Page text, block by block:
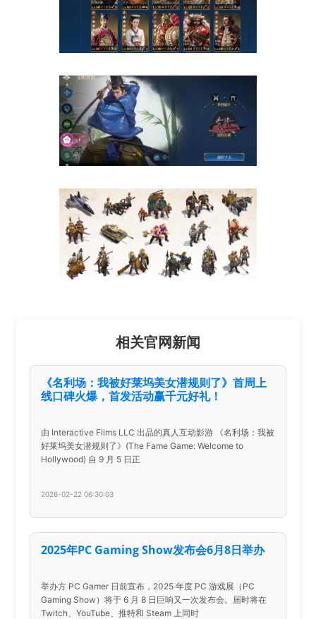
相关官网新闻
《名利场：我被好莱坞美女潜规则了》首周上
线口碑火爆，首发活动赢千元好礼！
由 Interactive Films LLC 出品的真人互动影游 《名利场：我被
好莱坞美女潜规则了》(The Fame Game: Welcome to
Hollywood) 自 9 月 5 日正
2026-02-22 06:30:03
2025年PC Gaming Show发布会6月8日举办
举办方 PC Gamer 日前宣布，2025 年度 PC 游戏展（PC
Gaming Show）将于 6 月 8 日巨响又一次发布会。届时将在
Twitch、YouTube、推特和 Steam 上同时